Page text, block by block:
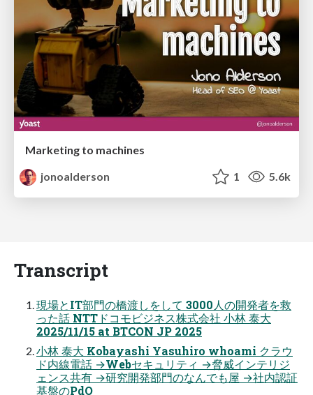
Marketing to machines
jonoalderson
1 5.6k
Transcript
現場とIT部⾨の橋渡しをして 3000⼈の開発者を救
った話 NTTドコモビジネス株式会社 ⼩林 泰⼤
2025/11/15 at BTCON JP 2025
⼩林 泰⼤ Kobayashi Yasuhiro whoami クラウ
ド内線電話 →Webセキュリティ →脅威インテリジ
ェンス共有 →研究開発部⾨のなんでも屋 →社内認証
基盤のPdO